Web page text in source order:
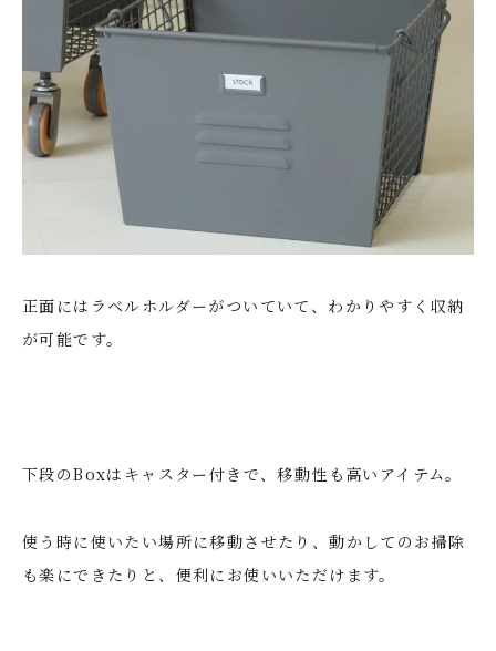
正面にはラベルホルダーがついていて、わかりやすく収納
が可能です。
下段のBoxはキャスター付きで、移動性も高いアイテム。
使う時に使いたい場所に移動させたり、動かしてのお掃除
も楽にできたりと、便利にお使いいただけます。